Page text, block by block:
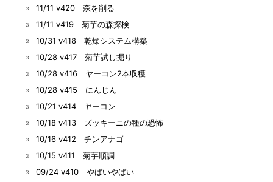
11/11 v420 森を削る
11/11 v419 菊芋の森探検
10/31 v418 乾燥システム構築
10/28 v417 菊芋試し掘り
10/28 v416 ヤーコン2本収穫
10/28 v415 にんじん
10/21 v414 ヤーコン
10/18 v413 ズッキーニの種の恐怖
10/16 v412 チンアナゴ
10/15 v411 菊芋順調
09/24 v410 やばいやばい